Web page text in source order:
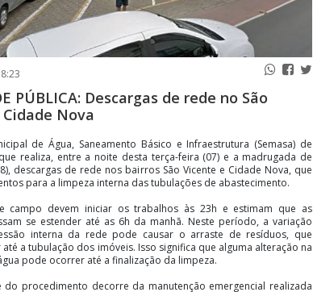
PÚBLICA: Descargas de rede no São
Nova
de Água, Saneamento Básico e Infraestrutura (Semasa) de
realiza, entre a noite desta terça-feira (07) e a madrugada de
descargas de rede nos bairros São Vicente e Cidade Nova, que
para a limpeza interna das tubulações de abastecimento.
campo devem iniciar os trabalhos às 23h e estimam que as
se estender até as 6h da manhã. Neste período, a variação
interna da rede pode causar o arraste de resíduos, que
a tubulação dos imóveis. Isso significa que alguma alteração na
pode ocorrer até a finalização da limpeza.
do procedimento decorre da manutenção emergencial realizada